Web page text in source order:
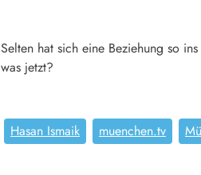
Selten hat sich eine Beziehung so
was jetzt?
Hasan Ismaik muenchen.tv